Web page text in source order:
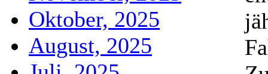
Oktober, 2025
August, 2025